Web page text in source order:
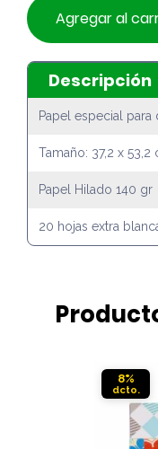
Agregar al
Descripción
Papel especial para
Tamaño: 37,2 x 53,2
Papel Hilado 140 gr
20 hojas extra
8%